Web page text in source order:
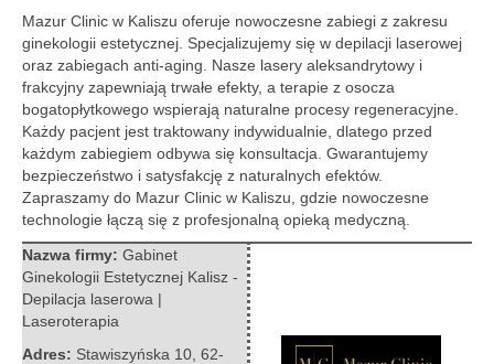
Mazur Clinic w Kaliszu oferuje nowoczesne zabiegi z zakresu
ginekologii estetycznej. Specjalizujemy się w depilacji laserowej
oraz zabiegach anti-aging. Nasze lasery aleksandrytowy i
frakcyjny zapewniają trwałe efekty, a terapie z osocza
bogatopłytkowego wspierają naturalne procesy regeneracyjne.
Każdy pacjent jest traktowany indywidualnie, dlatego przed
każdym zabiegiem odbywa się konsultacja. Gwarantujemy
bezpieczeństwo i satysfakcję z naturalnych efektów.
Zapraszamy do Mazur Clinic w Kaliszu, gdzie nowoczesne
technologie łączą się z profesjonalną opieką medyczną.
Nazwa firmy: Gabinet
Ginekologii Estetycznej Kalisz -
Depilacja laserowa |
Laseroterapia
Adres: Stawiszyńska 10 62-